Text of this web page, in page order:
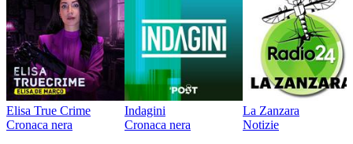
Elisa True Crime
Cronaca nera
Indagini
Cronaca nera
La Zanzara
Notizie